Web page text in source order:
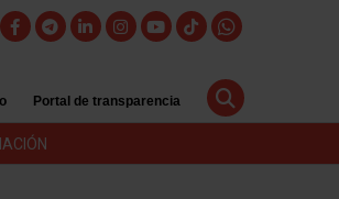
Portal de transparencia